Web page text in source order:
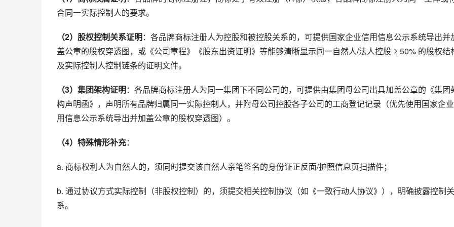
合同一实际控制人的要求。
（2）股权控制关系证明：各品牌商标注册人为控股和被控股关系的，可提供国家企业信用信息公示系统导出并
盖公章的股权穿透图，或《公司章程》《股东出资证明》等能够清晰显示同一自然人/法人控股 ≥ 50% 的股权结
及实际控制人控制链条的证明文件。
（3）集团架构证明：各品牌商标注册人为同一集团下不同公司的，可提供由集团母公司出具加盖公章的《集团
构声明函》，声明所有品牌归属同一实际控制人，并附母公司控股各子公司的工商登记记录（优先使用国家企
用信息公示系统导出并加盖公章的股权穿透图）。
（4）特殊情形补充：
a. 商标权利人为自然人的，须同时提交该自然人亲笔签名的身份证正反面/护照信息页扫描件；
b. 通过协议方式实际控制（非股权控制）的，须提交相关控制协议（如《一致行动人协议》），明确披露控制关
系。